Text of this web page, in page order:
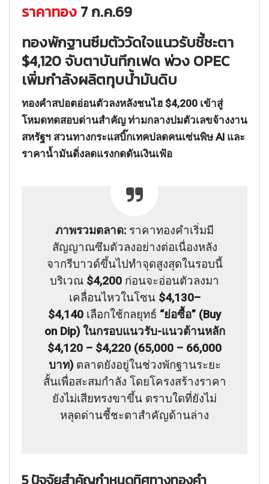
ราคาทอง 7 ก.ค.69
ทองพักฐานซึมตัววัดใจแนวรับชี้ชะตา
$4,120 จับตาบันทึกเฟด พ่วง OPEC
เพิ่มกำลังผลิตทุบน้ำมันดิบ
ทองคำสปอตอ่อนตัวลงหลังชนไฮ $4,200 เข้าสู่
โหมดทดสอบด่านสำคัญ ท่ามกลางปมตัวเลขจ้างงาน
สหรัฐฯ สวนทางกระแสบิ๊กเทคปลดคนเซ่นพิษ AI และ
ราคาน้ำมันดิ่งลดแรงกดดันเงินเฟ้อ
ภาพรวมตลาด: ราคาทองคำเริ่มมี
สัญญาณซึมตัวลงอย่างต่อเนื่องหลัง
จากรีบาวด์ขึ้นไปทำจุดสูงสุดในรอบนี้
บริเวณ $4,200 ก่อนจะอ่อนตัวลงมา
เคลื่อนไหวในโซน $4,130–
$4,140 เลือกใช้กลยุทธ์ “ย่อซื้อ” (Buy
on Dip) ในกรอบแนวรับ-แนวต้านหลัก
$4,120 – $4,220 (65,000 – 66,000
บาท)ตลาดยังอยู่ในช่วงพักฐานระยะ
สั้นเพื่อสะสมกำลัง โดยโครงสร้างราคา
ยังไม่เสียทรงขาขึ้น ตราบใดที่ยังไม่
หลุดด่านชี้ชะตาสำคัญด้านล่าง
5 ปัจจัยสำคัญกำหนดทิศทางทองคำ